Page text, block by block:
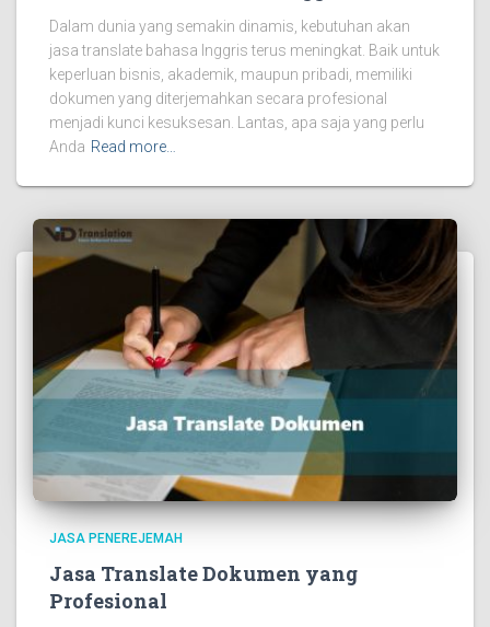
Dalam dunia yang semakin dinamis, kebutuhan akan
jasa translate bahasa Inggris terus meningkat. Baik untuk
keperluan bisnis, akademik, maupun pribadi, memiliki
dokumen yang diterjemahkan secara profesional
menjadi kunci kesuksesan. Lantas, apa saja yang perlu
Anda Read more…
JASA PENEREJEMAH
Jasa Translate Dokumen yang
Profesional